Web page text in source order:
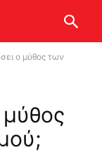
ο μύθος των
μύθος